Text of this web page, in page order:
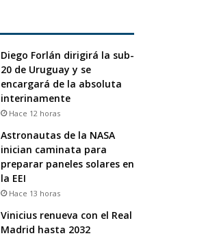
Diego Forlán dirigirá la sub-
20 de Uruguay y se
encargará de la absoluta
interinamente
Hace 12 horas
Astronautas de la NASA
inician caminata para
preparar paneles solares en
la EEI
Hace 13 horas
Vinicius renueva con el Real
Madrid hasta 2032